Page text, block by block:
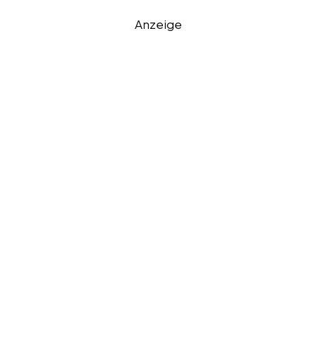
Anzeige